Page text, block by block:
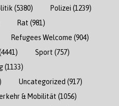
(5380) Polizei (1239)
Rat (981)
Refugees Welcome (904)
Sport (757)
(1133)
Uncategorized (917)
& Mobilität (1056)